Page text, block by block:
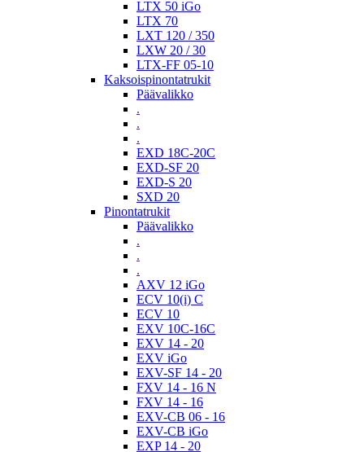
LTX 50 iGo
LTX 70
LXT 120 / 350
LXW 20 / 30
LTX-FF 05-10
Kaksoispinontatrukit
Päävalikko
.
.
.
EXD 18C-20C
EXD-SF 20
EXD-S 20
SXD 20
Pinontatrukit
Päävalikko
.
.
.
AXV 12 iGo
ECV 10(i) C
ECV 10
EXV 10C-16C
EXV 14 - 20
EXV iGo
EXV-SF 14 - 20
FXV 14 - 16 N
FXV 14 - 16
EXV-CB 06 - 16
EXV-CB iGo
EXP 14 - 20